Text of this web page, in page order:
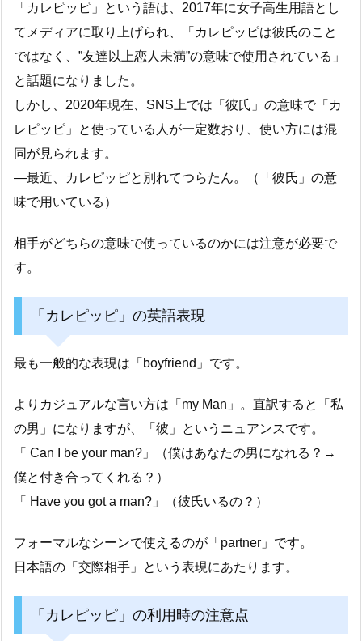
「カレピッピ」という語は、2017年に女子高生用語とし
てメディアに取り上げられ、「カレピッピは彼氏のこと
ではなく、”友達以上恋人未満”の意味で使用されている」
と話題になりました。
しかし、2020年現在、SNS上では「彼氏」の意味で「カ
レピッピ」と使っている人が一定数おり、使い方には混
同が見られます。
―最近、カレピッピと別れてつらたん。（「彼氏」の意
味で用いている）
相手がどちらの意味で使っているのかには注意が必要で
す。
「カレピッピ」の英語表現
最も一般的な表現は「boyfriend」です。
よりカジュアルな言い方は「my Man」。直訳すると「私
の男」になりますが、「彼」というニュアンスです。
「 Can I be your man?」（僕はあなたの男になれる？→
僕と付き合ってくれる？）
「 Have you got a man?」（彼氏いるの？）
フォーマルなシーンで使えるのが「partner」です。
日本語の「交際相手」という表現にあたります。
「カレピッピ」の利用時の注意点